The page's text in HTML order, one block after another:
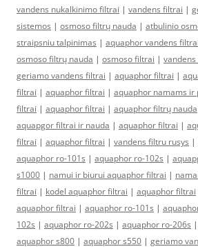
vandens nukalkinimo filtrai | vandens filtrai |
sistemos | osmoso filtrų nauda | atbulinio
straipsniu talpinimas | aquaphor vandens filtrai
osmoso filtrų nauda | osmoso filtrai |
geriamo vandens filtrai | aquaphor filtrai |
filtrai | aquaphor filtrai | aquaphor namams ir
filtrai | aquaphor filtrai | aquaphor filtrų nauda
aquapgor filtrai ir nauda | aquaphor filtrai |
filtrai | aquaphor filtrai | vandens filtru rusys |
aquaphor ro-101s | aquaphor ro-102s |
s1000 | namui ir biurui aquaphor filtrai |
filtrai | kodel aquaphor filtrai | aquaphor filtrai
aquaphor filtrai | aquaphor ro-101s |
102s | aquaphor ro-202s | aquaphor ro-206s |
aquaphor s800 | aquaphor s550 | geriamo